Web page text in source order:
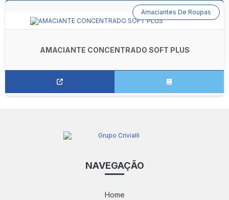
AMACIANTE CONCENTRADO SOFT PLUS
Amaciantes De Roupas
NAVEGAÇÃO
Home